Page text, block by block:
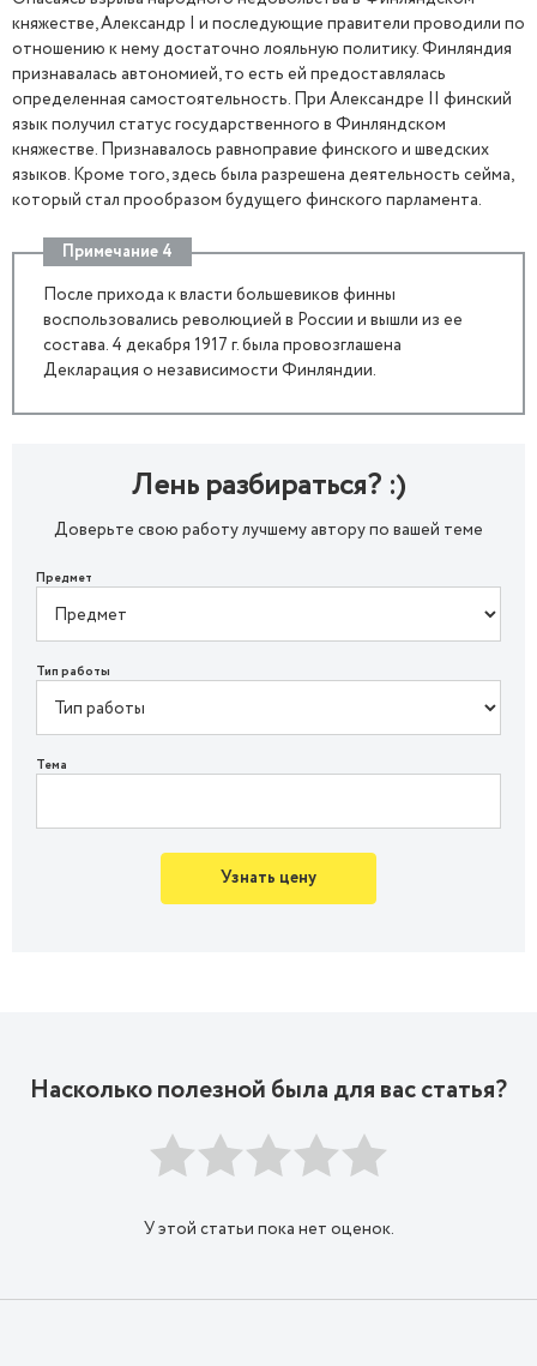
княжестве, Александр I и последующие правители проводили по
отношению к нему достаточно лояльную политику. Финляндия
признавалась автономией, то есть ей предоставлялась
определенная самостоятельность. При Александре II финский
язык получил статус государственного в Финляндском
княжестве. Признавалось равноправие финского и шведских
языков. Кроме того, здесь была разрешена деятельность сейма,
который стал прообразом будущего финского парламента.
Примечание 4
После прихода к власти большевиков финны
воспользовались революцией в России и вышли из ее
состава. 4 декабря 1917 г. была провозглашена
Декларация о независимости Финляндии.
Лень разбираться? :)
Доверьте свою работу лучшему автору по вашей теме
Предмет
Тип работы
Тема
Узнать цену
Насколько полезной была для вас статья?
У этой статьи пока нет оценок.